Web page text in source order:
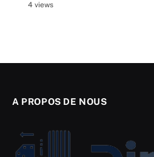
4 views
A PROPOS DE NOUS